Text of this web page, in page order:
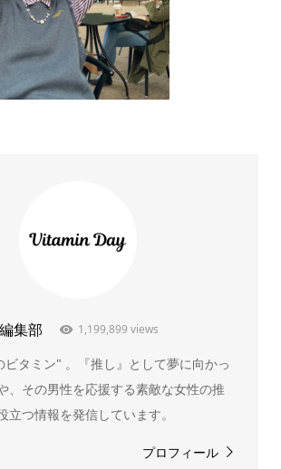
集部 1,199,899 views
タミン" 。『推し』として夢に向かっ
、その男性を応援する素敵な女性の推
立つ情報を発信しています。
プロフィール